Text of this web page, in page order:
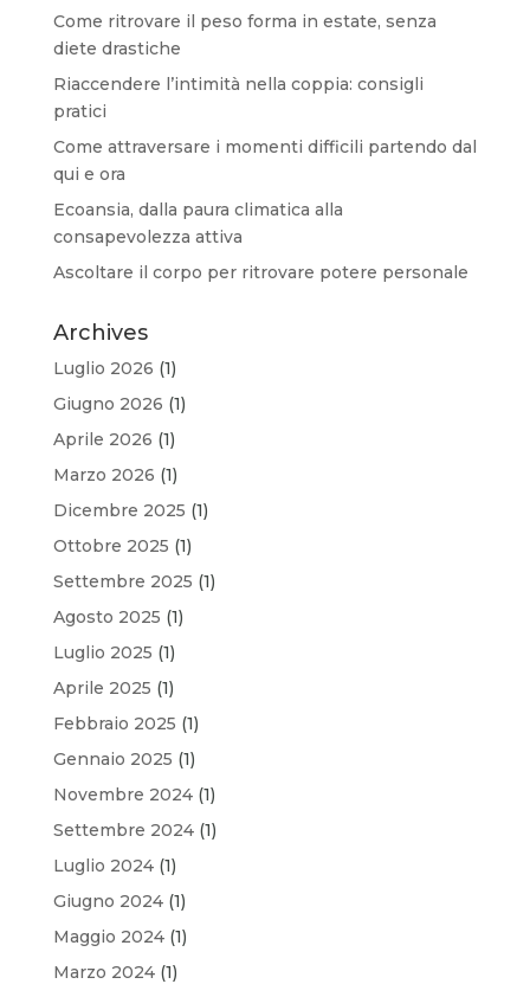
Come ritrovare il peso forma in estate, senza
diete drastiche
Riaccendere l’intimità nella coppia: consigli
pratici
Come attraversare i momenti difficili partendo dal
qui e ora
Ecoansia, dalla paura climatica alla
consapevolezza attiva
Ascoltare il corpo per ritrovare potere personale
Archives
Luglio 2026 (1)
Giugno 2026 (1)
Aprile 2026 (1)
Marzo 2026 (1)
Dicembre 2025 (1)
Ottobre 2025 (1)
Settembre 2025 (1)
Agosto 2025 (1)
Luglio 2025 (1)
Aprile 2025 (1)
Febbraio 2025 (1)
Gennaio 2025 (1)
Novembre 2024(1)
Settembre 2024(1)
Luglio 2024(1)
Giugno 2024(1)
Maggio 2024(1)
Marzo 2024(1)